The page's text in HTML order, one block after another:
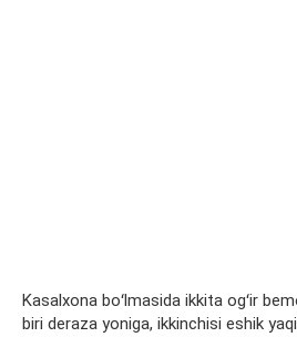
Kasalxona boʻlmasida ikkita ogʻir
biri deraza yoniga, ikkinchisi eshik